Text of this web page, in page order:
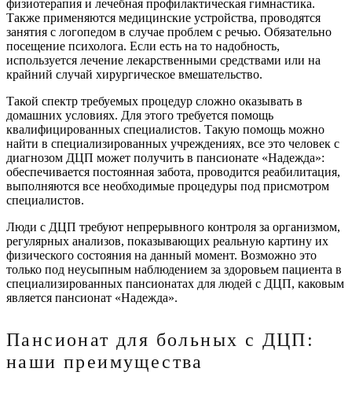
физиотерапия и лечебная профилактическая гимнастика.
Также применяются медицинские устройства, проводятся
занятия с логопедом в случае проблем с речью. Обязательно
посещение психолога. Если есть на то надобность,
используется лечение лекарственными средствами или на
крайний случай хирургическое вмешательство.
Такой спектр требуемых процедур сложно оказывать в
домашних условиях. Для этого требуется помощь
квалифицированных специалистов. Такую помощь можно
найти в специализированных учреждениях, все это человек с
диагнозом ДЦП может получить в пансионате «Надежда»:
обеспечивается постоянная забота, проводится реабилитация,
выполняются все необходимые процедуры под присмотром
специалистов.
Люди с ДЦП требуют непрерывного контроля за организмом,
регулярных анализов, показывающих реальную картину их
физического состояния на данный момент. Возможно это
только под неусыпным наблюдением за здоровьем пациента в
специализированных пансионатах для людей с ДЦП, каковым
является пансионат «Надежда».
Пансионат для больных с ДЦП:
наши преимущества